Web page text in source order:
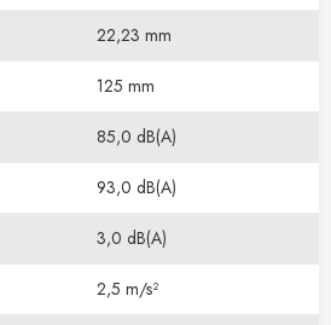
22,23 mm
125 mm
85,0 dB(A)
93,0 dB(A)
3,0 dB(A)
2,5 m/s²